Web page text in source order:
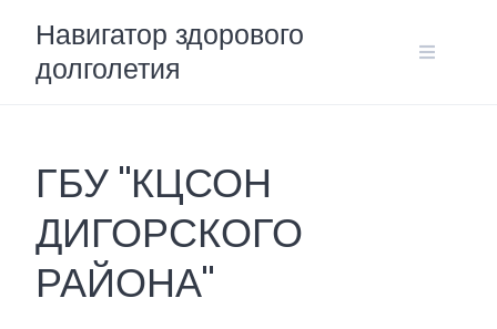
content
Навигатор здорового
долголетия
ГБУ "КЦСОН
ДИГОРСКОГО
РАЙОНА"